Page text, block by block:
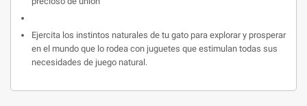
Ejercita los instintos naturales de tu gato para explorar y prosperar
en el mundo que lo rodea con juguetes que estimulan todas sus
necesidades de juego natural.